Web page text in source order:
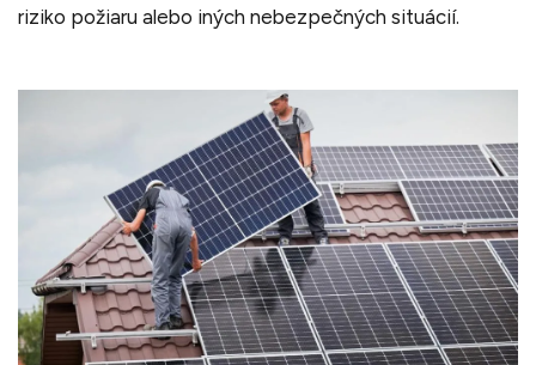
riziko požiaru alebo iných nebezpečných situácií.